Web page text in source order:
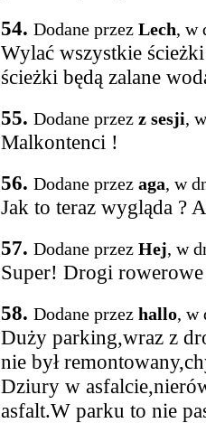
54. Dodane przez Lech, w
Wylać wszystkie
ścieżki będą zalane
55. Dodane przez z sesji,
Malkontenci !
56. Dodane przez aga, w
Jak to teraz wygląda ?
57. Dodane przez Hej, w
Super! Drogi
58. Dodane przez hallo, w
Duży parking,wraz z
nie był
Dziury w
asfalt.W parku to nie